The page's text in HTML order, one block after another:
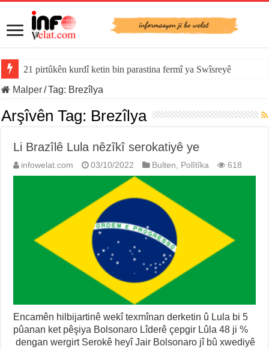
21 pirtûkên kurdî ketin bin parastina fermî ya Swîsreyê
YE derî vekir: Serxwebûna Katalonyayê dîsa di rojevê de ye
Malper/Tag: Brezîlya
Arşîvên Tag: Brezîlya
Li Brazîlê Lula nêzîkî serokatiyê ye
infowelat.com 03/10/2022 Bulten, Polîtîka 618
Encamên hilbijartinê wekî texmînan derketin û Lula bi 5
pûanan ket pêşiya Bolsonaro Lîderê çepgir Lûla 48 ji %
dengan wergirt Serokê heyî Jair Bolsonaro jî bû xwediyê